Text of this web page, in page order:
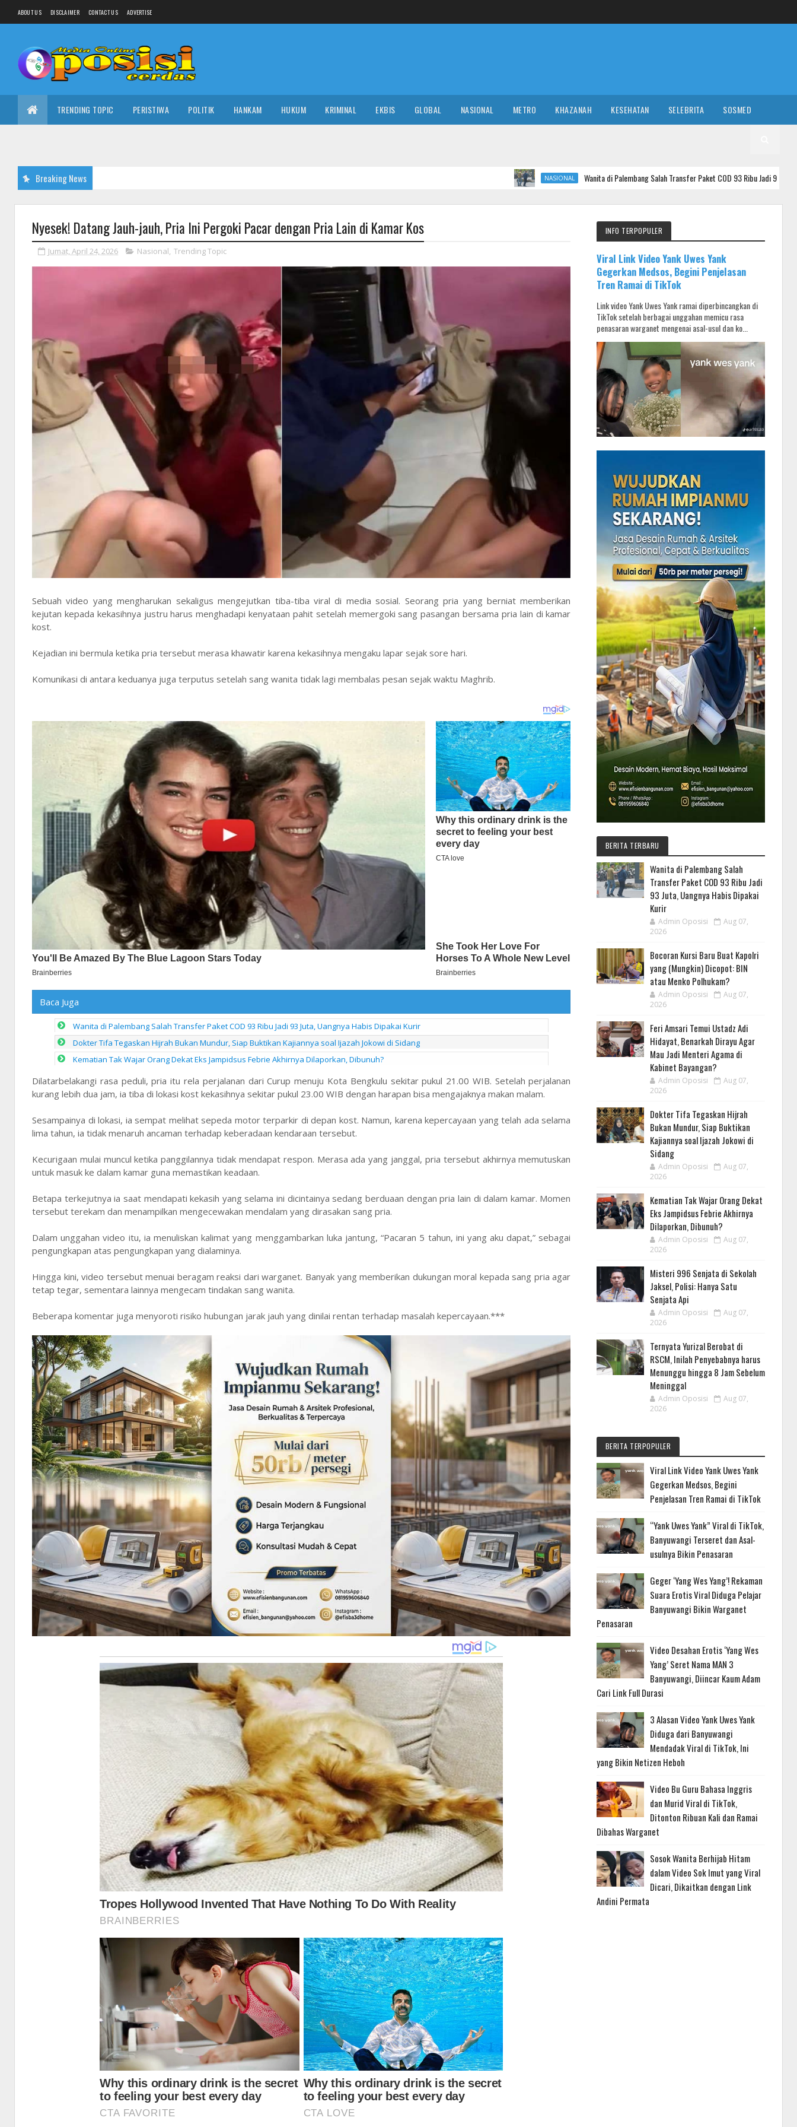
ABOUT US DISCLAIMER CONTACT US ADVERTISE
TRENDING TOPIC PERISTIWA POLITIK HANKAM HUKUM KRIMINAL EKBIS GLOBAL NASIONAL METRO KHAZANAH KESEHATAN SELEBRITA SOSMED
Breaking News NASIONAL Wanita di Palembang Salah Transfer Paket COD 93 Ribu Jadi 93 Juta, Uangnya Habis
Nyesek! Datang Jauh-jauh, Pria Ini Pergoki Pacar dengan Pria Lain di Kamar Kos
Jumat, April 24, 2026 Nasional, Trending Topic
Sebuah video yang mengharukan sekaligus mengejutkan tiba-tiba viral di media sosial. Seorang pria yang berniat memberikan
kejutan kepada kekasihnya justru harus menghadapi kenyataan pahit setelah memergoki sang pasangan bersama pria lain di kamar
kost.
Kejadian ini bermula ketika pria tersebut merasa khawatir karena kekasihnya mengaku lapar sejak sore hari.
Komunikasi di antara keduanya juga terputus setelah sang wanita tidak lagi membalas pesan sejak waktu Maghrib.
Baca Juga
Wanita di Palembang Salah Transfer Paket COD 93 Ribu Jadi 93 Juta, Uangnya Habis Dipakai Kurir
Dokter Tifa Tegaskan Hijrah Bukan Mundur, Siap Buktikan Kajiannya soal Ijazah Jokowi di Sidang
Kematian Tak Wajar Orang Dekat Eks Jampidsus Febrie Akhirnya Dilaporkan, Dibunuh?
Dilatarbelakangi rasa peduli, pria itu rela perjalanan dari Curup menuju Kota Bengkulu sekitar pukul 21.00 WIB. Setelah perjalanan
kurang lebih dua jam, ia tiba di lokasi kost kekasihnya sekitar pukul 23.00 WIB dengan harapan bisa mengajaknya makan malam.
Sesampainya di lokasi, ia sempat melihat sepeda motor terparkir di depan kost. Namun, karena kepercayaan yang telah ada selama
lima tahun, ia tidak menaruh ancaman terhadap keberadaan kendaraan tersebut.
Kecurigaan mulai muncul ketika panggilannya tidak mendapat respon. Merasa ada yang janggal, pria tersebut akhirnya memutuskan
untuk masuk ke dalam kamar guna memastikan keadaan.
Betapa terkejutnya ia saat mendapati kekasih yang selama ini dicintainya sedang berduaan dengan pria lain di dalam kamar. Momen
tersebut terekam dan menampilkan mengecewakan mendalam yang dirasakan sang pria.
Dalam unggahan video itu, ia menuliskan kalimat yang menggambarkan luka jantung, “Pacaran 5 tahun, ini yang aku dapat,” sebagai
pengungkapan atas pengungkapan yang dialaminya.
Hingga kini, video tersebut menuai beragam reaksi dari warganet. Banyak yang memberikan dukungan moral kepada sang pria agar
tetap tegar, sementara lainnya mengecam tindakan sang wanita.
Beberapa komentar juga menyoroti risiko hubungan jarak jauh yang dinilai rentan terhadap masalah kepercayaan.***
INFO TERPOPULER
Viral Link Video Yank Uwes Yank
Gegerkan Medsos, Begini Penjelasan
Tren Ramai di TikTok
Link video Yank Uwes Yank ramai diperbincangkan di
TikTok setelah berbagai unggahan memicu rasa
penasaran warganet mengenai asal-usul dan ko...
BERITA TERBARU
Wanita di Palembang Salah
Transfer Paket COD 93 Ribu Jadi
93 Juta, Uangnya Habis Dipakai
Kurir
Admin Oposisi
Aug 07,
2026
Bocoran Kursi Baru Buat Kapolri
yang (Mungkin) Dicopot: BIN
atau Menko Polhukam?
Admin Oposisi
Aug 07,
2026
Feri Amsari Temui Ustadz Adi
Hidayat, Benarkah Dirayu Agar
Mau Jadi Menteri Agama di
Kabinet Bayangan?
Admin Oposisi
Aug 07,
2026
Dokter Tifa Tegaskan Hijrah
Bukan Mundur, Siap Buktikan
Kajiannya soal Ijazah Jokowi di
Sidang
Admin Oposisi
Aug 07,
2026
Kematian Tak Wajar Orang Dekat
Eks Jampidsus Febrie Akhirnya
Dilaporkan, Dibunuh?
Admin Oposisi
Aug 07,
2026
Misteri 996 Senjata di Sekolah
Jaksel, Polisi: Hanya Satu
Senjata Api
Admin Oposisi
Aug 07,
2026
Ternyata Yurizal Berobat di
RSCM, Inilah Penyebabnya harus
Menunggu hingga 8 Jam Sebelum
Meninggal
Admin Oposisi
Aug 07,
2026
BERITA TERPOPULER
Viral Link Video Yank Uwes Yank
Gegerkan Medsos, Begini
Penjelasan Tren Ramai di TikTok
“Yank Uwes Yank” Viral di TikTok,
Banyuwangi Terseret dan Asal-
usulnya Bikin Penasaran
Geger ‘Yang Wes Yang’! Rekaman
Suara Erotis Viral Diduga Pelajar
Banyuwangi Bikin Warganet
Penasaran
Video Desahan Erotis ‘Yang Wes
Yang’ Seret Nama MAN 3
Banyuwangi, Diincar Kaum Adam
Cari Link Full Durasi
3 Alasan Video Yank Uwes Yank
Diduga dari Banyuwangi
Mendadak Viral di TikTok, Ini
yang Bikin Netizen Heboh
Video Bu Guru Bahasa Inggris
dan Murid Viral di TikTok,
Ditonton Ribuan Kali dan Ramai
Dibahas Warganet
Sosok Wanita Berhijab Hitam
dalam Video Sok Imut yang Viral
Dicari, Dikaitkan dengan Link
Andini Permata